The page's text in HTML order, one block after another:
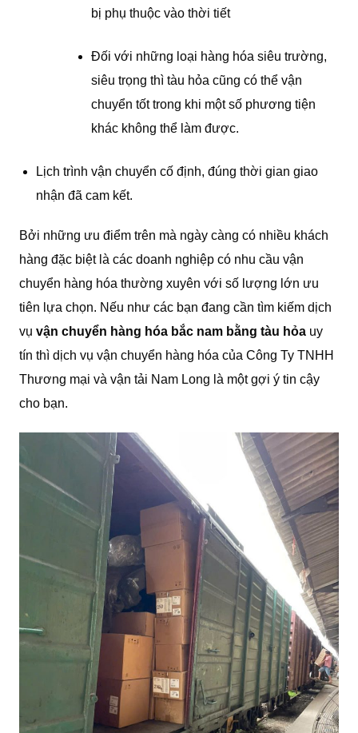
bị phụ thuộc vào thời tiết
Đối với những loại hàng hóa siêu trường,
siêu trọng thì tàu hỏa cũng có thể vận
chuyển tốt trong khi một số phương tiện
khác không thể làm được.
Lịch trình vận chuyển cố định, đúng thời gian giao
nhận đã cam kết.
Bởi những ưu điểm trên mà ngày càng có nhiều khách
hàng đặc biệt là các doanh nghiệp có nhu cầu vận
chuyển hàng hóa thường xuyên với số lượng lớn ưu
tiên lựa chọn. Nếu như các bạn đang cần tìm kiếm dịch
vụ vận chuyển hàng hóa bắc nam bằng tàu hỏa uy
tín thì dịch vụ vận chuyển hàng hóa của Công Ty TNHH
Thương mại và vận tải Nam Long là một gợi ý tin cậy
cho bạn.